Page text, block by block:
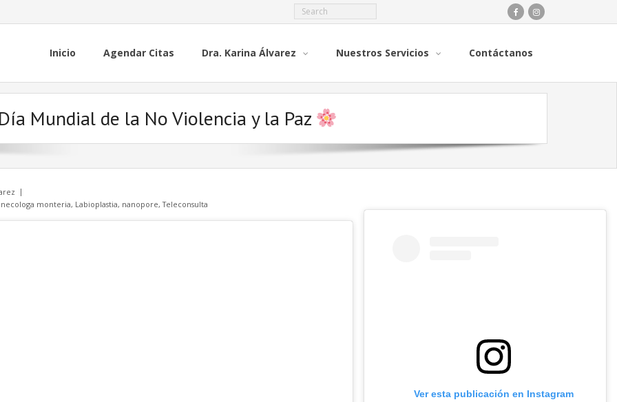
Inicio Agendar Citas Dra. Karina Álvarez Nuestros Servicios Contáctanos
Mundial de la No Violencia y la Paz
monteria, Labioplastia, nanopore,Teleconsulta
Ver esta publicación en Instagram